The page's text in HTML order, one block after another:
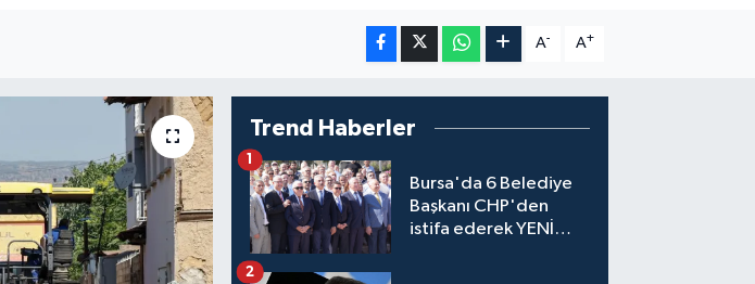
A- A+
Trend Haberler
Bursa'da 6 Belediye
Başkanı CHP'den
istifa ederek YENİ
1
2